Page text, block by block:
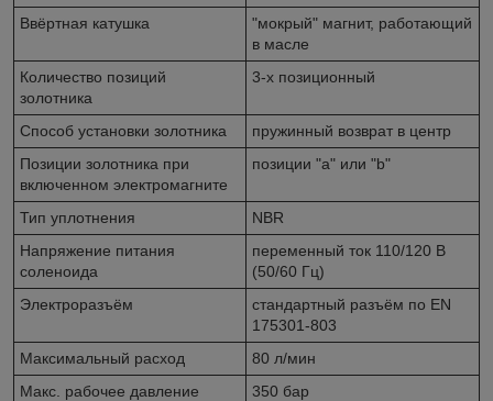
Ввёртная катушка
"мокрый" магнит, работающий
в масле
Количество позиций
золотника
3-х позиционный
Способ установки золотника
пружинный возврат в центр
Позиции золотника при
включенном электромагните
позиции "a" или "b"
Тип уплотнения
NBR
Напряжение питания
соленоида
переменный ток 110/120 В
(50/60 Гц)
Электроразъём
стандартный разъём по EN
175301-803
Максимальный расход
80 л/мин
Макс. рабочее давление
350 бар